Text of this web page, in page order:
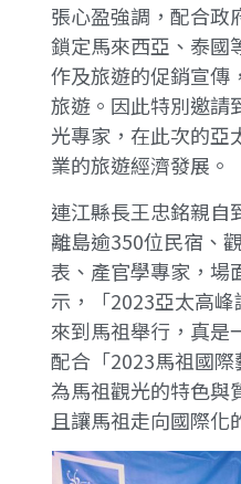
張心盈強調，配合政
鎖定馬來西亞、泰國
作及旅遊的促銷宣傳
旅遊。因此特別邀請
光專家，在此次的亞
業的旅遊經濟發展。
連江縣長王忠銘親自
離島逾350位民宿、
表、產官學專家，場
示，「2023亞太高峰
來到馬祖舉行，真是
配合「2023馬祖國
為馬祖觀光的特色與
且讓馬祖走向國際化